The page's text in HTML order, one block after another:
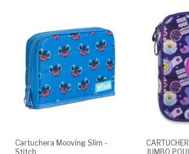
Cartuchera Mooving Slim -
Stitch
JUMBO